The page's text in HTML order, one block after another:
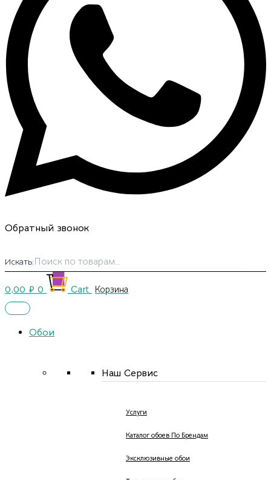
Обратный звонок
Искать:
0,00 ₽ 0 Cart
Обои
Наш Сервис
Услуги
Каталог обоев По Брендам
Эксклюзивные обои